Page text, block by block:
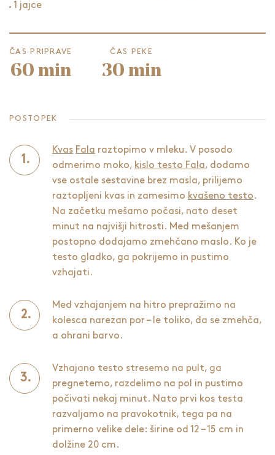
1 jajce
ČAS PRIPRAVE
60 min
ČAS PEKE
30 min
POSTOPEK
Kvas Fala raztopimo v mleku. V posodo
odmerimo moko, kislo testo Fala, dodamo
vse ostale sestavine brez masla, prilijemo
raztopljeni kvas in zamesimo kvašeno testo .
Na začetku mešamo počasi, nato deset
minut na najvišji hitrosti. Med mešanjem
postopno dodajamo zmehčano maslo. Ko je
testo gladko, ga pokrijemo in pustimo
vzhajati.
Med vzhajanjem na hitro prepražimo na
kolesca narezan por – le toliko, da se zmehča,
a ohrani barvo.
Vzhajano testo stresemo na pult, ga
pregnetemo, razdelimo na pol in pustimo
počivati nekaj minut. Nato prvi kos testa
razvaljamo na pravokotnik, tega pa na
primerno velike dele: širine od 12 – 15 cm in
dolžine 20 cm.